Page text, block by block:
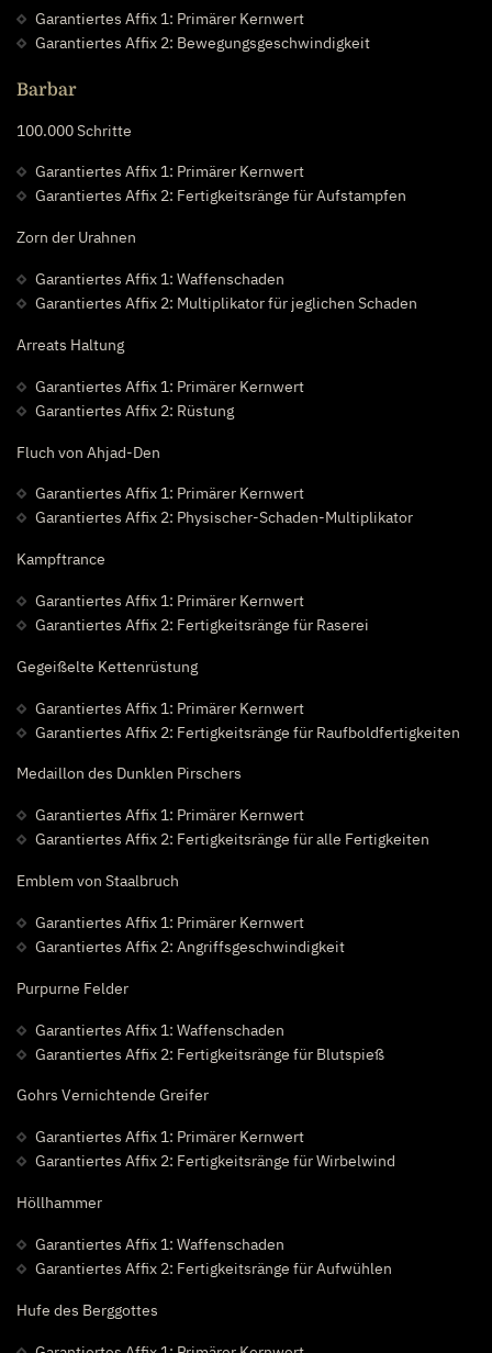
Garantiertes Affix 1: Primärer Kernwert
Garantiertes Affix 2: Bewegungsgeschwindigkeit
Barbar
100.000 Schritte
Garantiertes Affix 1: Primärer Kernwert
Garantiertes Affix 2: Fertigkeitsränge für Aufstampfen
Zorn der Urahnen
Garantiertes Affix 1: Waffenschaden
Garantiertes Affix 2: Multiplikator für jeglichen Schaden
Arreats Haltung
Garantiertes Affix 1: Primärer Kernwert
Garantiertes Affix 2: Rüstung
Fluch von Ahjad-Den
Garantiertes Affix 1: Primärer Kernwert
Garantiertes Affix 2: Physischer-Schaden-Multiplikator
Kampftrance
Garantiertes Affix 1: Primärer Kernwert
Garantiertes Affix 2: Fertigkeitsränge für Raserei
Gegeißelte Kettenrüstung
Garantiertes Affix 1: Primärer Kernwert
Garantiertes Affix 2: Fertigkeitsränge für Raufboldfertigkeiten
Medaillon des Dunklen Pirschers
Garantiertes Affix 1: Primärer Kernwert
Garantiertes Affix 2: Fertigkeitsränge für alle Fertigkeiten
Emblem von Staalbruch
Garantiertes Affix 1: Primärer Kernwert
Garantiertes Affix 2: Angriffsgeschwindigkeit
Purpurne Felder
Garantiertes Affix 1: Waffenschaden
Garantiertes Affix 2: Fertigkeitsränge für Blutspieß
Gohrs Vernichtende Greifer
Garantiertes Affix 1: Primärer Kernwert
Garantiertes Affix 2: Fertigkeitsränge für Wirbelwind
Höllhammer
Garantiertes Affix 1: Waffenschaden
Garantiertes Affix 2: Fertigkeitsränge für Aufwühlen
Hufe des Berggottes